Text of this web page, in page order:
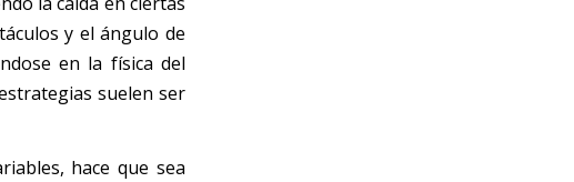
y el ángulo de
en la física del
suelen ser
hace que sea